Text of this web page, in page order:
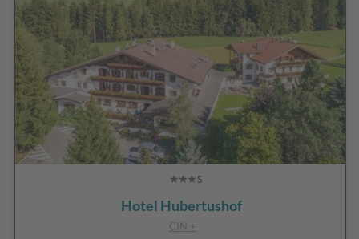
Hotel Hubertushof
CIN +